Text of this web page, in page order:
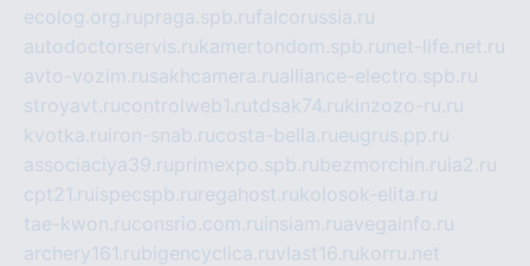
ecolog.org.rupraga.spb.rufalcorussia.ru
autodoctorservis.rukamertondom.spb.ru net-life.net.ru
avto-vozim.rusakhcamera.rualliance-electro.spb.ru
stroyavt.rucontrolweb1.rutdsak74.rukinzozo-ru.ru
kvotka.ru iron-snab.rucosta-bella.rueugrus.pp.ru
associaciya39.ruprimexpo.spb.rubezmorchin.ru ia2.ru
cpt21.ru ispecspb.ru regahost.rukolosok-elita.ru
tae-kwon.ruconsrio.com.ru insiam.ruavegainfo.ru
archery161.rubigencyclica.ruvlast16.rukorru.net